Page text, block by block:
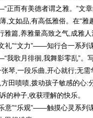
有美德者谓之雅。”文章
,文如品,有高低雅俗。在“
雅篇,养雅量高致之气,成雅
”“文力”——知行合一系列
月徘徊,我舞影零乱”。写
琴,一段乐曲,开心就行;无
方田啧啧,拨动孩子敏感的
的种子,收获理解的快乐。
”“乐观”——触摸心灵系列